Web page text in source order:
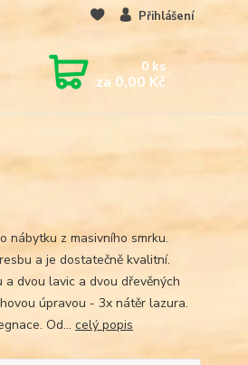
Přihlášení
0 ks
za 0,00 Kč
nábytku z masivního smrku.
a je dostatečně kvalitní.
dvou lavic a dvou dřevěných
úpravou - 3x nátěr lazura.
Od... celý popis